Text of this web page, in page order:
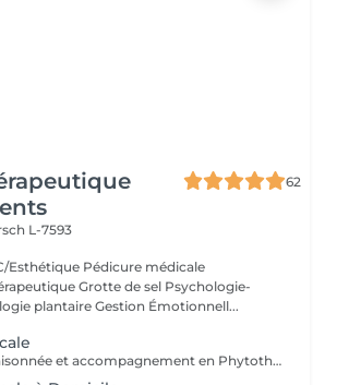
62
L-7593
Esthétique Pédicure médicale
Grotte de sel Psychologie-
plantaire Gestion Émotionnell...
Pharmacologie raisonnée et accompagnement en Phytothérapie. Spécialisée en orthopodologie. Mycose, verrue, ongle incarné, mal perforant,...